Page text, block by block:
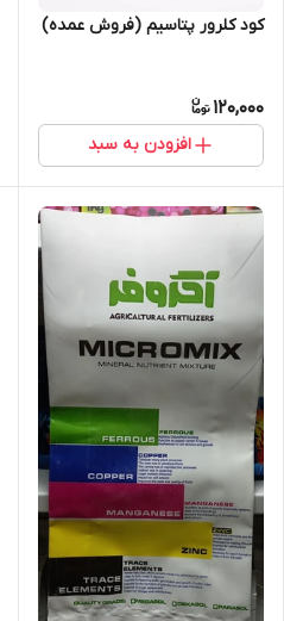
کود کلرور پتاسیم (فروش عمده)
120,000
افزودن به سبد